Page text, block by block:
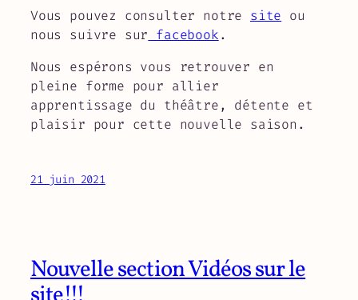
Vous pouvez consulter notre site ou
nous suivre sur facebook.
Nous espérons vous retrouver en
pleine forme pour allier
apprentissage du théâtre, détente et
plaisir pour cette nouvelle saison.
21 juin 2021
Nouvelle section Vidéos sur le